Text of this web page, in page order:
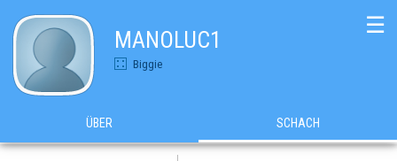
MANOLUC1
Biggie
☰
ÜBER SCHACH